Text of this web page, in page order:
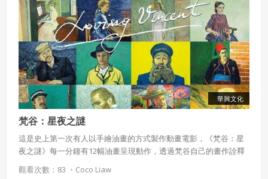
華興文化
梵谷：星夜之謎
這是史上第一次有人以手繪油畫的方式製作動畫電影，《梵谷：星
夜之謎》每一分鐘有12幅油畫呈現動作，透過梵谷自己的畫作詮釋
他充滿爭議的一生。
觀看次數：83 ・ Coco Liaw